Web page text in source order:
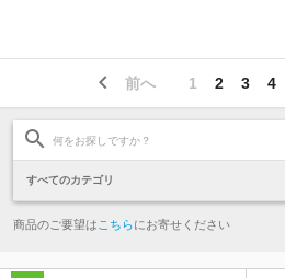
前へ 1 2 3 4
商品のご要望は こちらにお寄せください